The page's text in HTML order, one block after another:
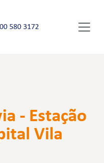
580 3172
- Estação
Vila